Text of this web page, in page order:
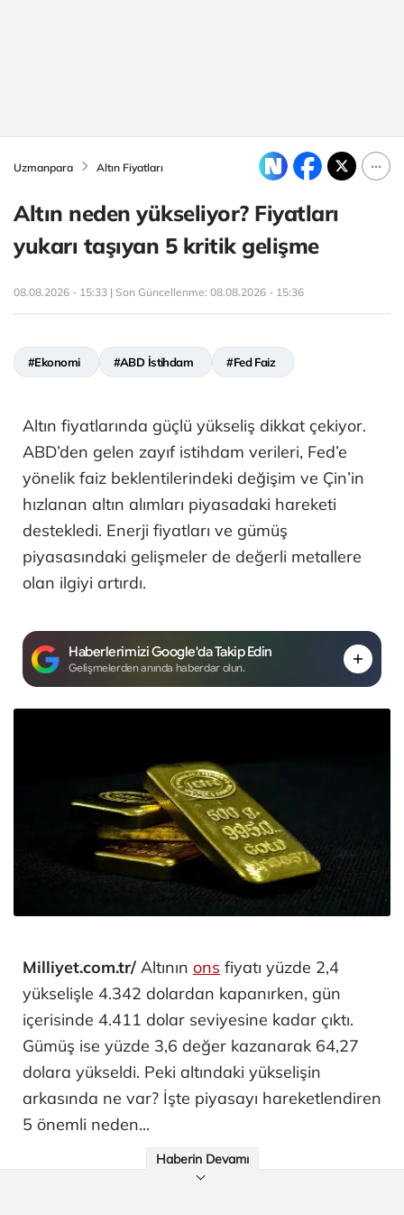
Uzmanpara Altın Fiyatları
Altın neden yükseliyor? Fiyatları
yukarı taşıyan 5 kritik gelişme
08.08.2026 - 15:33 | Son Güncellenme: 08.08.2026 - 15:36
#Ekonomi #ABD İstihdam #Fed Faiz
Altın fiyatlarında güçlü yükseliş dikkat çekiyor.
ABD’den gelen zayıf istihdam verileri, Fed’e
yönelik faiz beklentilerindeki değişim ve Çin’in
hızlanan altın alımları piyasadaki hareketi
destekledi. Enerji fiyatları ve gümüş
piyasasındaki gelişmeler de değerli metallere
olan ilgiyi artırdı.
Haberlerimizi Google'da Takip Edin
Gelişmelerden anında haberdar olun.
Milliyet.com.tr/ Altının ons fiyatı yüzde 2,4
yükselişle 4.342 dolardan kapanırken, gün
içerisinde 4.411 dolar seviyesine kadar çıktı.
Gümüş ise yüzde 3,6 değer kazanarak 64,27
dolara yükseldi. Peki altındaki yükselişin
arkasında ne var? İşte piyasayı hareketlendiren
5 önemli neden...
Haberin Devamı